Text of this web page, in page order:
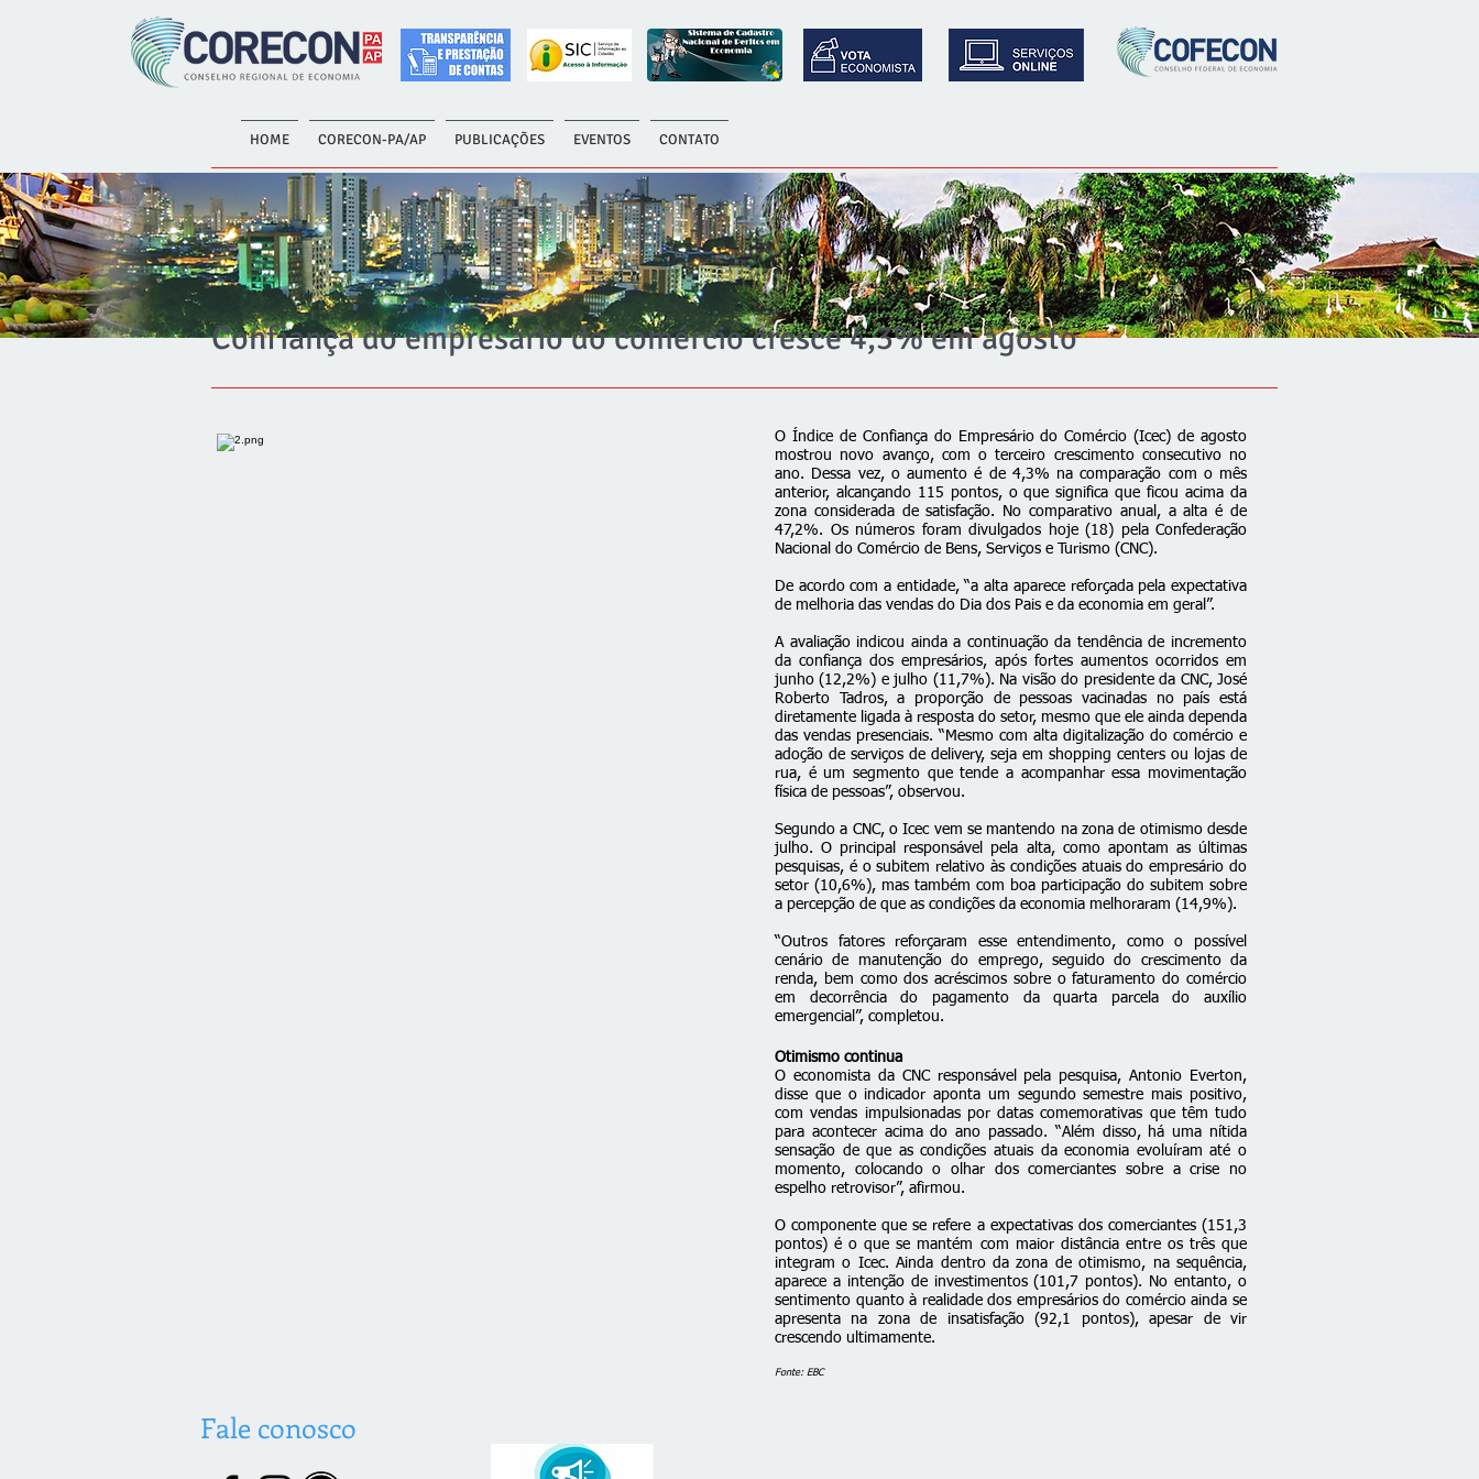
HOME CORECON-PA/AP PUBLICAÇÕES EVENTOS CONTATO
Confiança do empresário do comércio cresce 4,3% em agosto
O Índice de Confiança do Empresário do Comércio (Icec) de agosto
mostrou novo avanço, com o terceiro crescimento consecutivo no
ano. Dessa vez, o aumento é de 4,3% na comparação com o mês
anterior, alcançando 115 pontos, o que significa que ficou acima da
zona considerada de satisfação. No comparativo anual, a alta é de
47,2%. Os números foram divulgados hoje (18) pela Confederação
Nacional do Comércio de Bens, Serviços e Turismo (CNC).
De acordo com a entidade, “a alta aparece reforçada pela expectativa
de melhoria das vendas do Dia dos Pais e da economia em geral”.
A avaliação indicou ainda a continuação da tendência de incremento
da confiança dos empresários, após fortes aumentos ocorridos em
junho (12,2%) e julho (11,7%). Na visão do presidente da CNC, José
Roberto Tadros, a proporção de pessoas vacinadas no país está
diretamente ligada à resposta do setor, mesmo que ele ainda dependa
das vendas presenciais. “Mesmo com alta digitalização do comércio e
adoção de serviços de delivery, seja em shopping centers ou lojas de
rua, é um segmento que tende a acompanhar essa movimentação
física de pessoas”, observou.
Segundo a CNC, o Icec vem se mantendo na zona de otimismo desde
julho. O principal responsável pela alta, como apontam as últimas
pesquisas, é o subitem relativo às condições atuais do empresário do
setor (10,6%), mas também com boa participação do subitem sobre
a percepção de que as condições da economia melhoraram (14,9%).
“Outros fatores reforçaram esse entendimento, como o possível
cenário de manutenção do emprego, seguido do crescimento da
renda, bem como dos acréscimos sobre o faturamento do comércio
em decorrência do pagamento da quarta parcela do auxílio
emergencial”, completou.
Otimismo continua
O economista da CNC responsável pela pesquisa, Antonio Everton,
disse que o indicador aponta um segundo semestre mais positivo,
com vendas impulsionadas por datas comemorativas que têm tudo
para acontecer acima do ano passado. “Além disso, há uma nítida
sensação de que as condições atuais da economia evoluíram até o
momento, colocando o olhar dos comerciantes sobre a crise no
espelho retrovisor”, afirmou.
O componente que se refere a expectativas dos comerciantes (151,3
pontos) é o que se mantém com maior distância entre os três que
integram o Icec. Ainda dentro da zona de otimismo, na sequência,
aparece a intenção de investimentos (101,7 pontos). No entanto, o
sentimento quanto à realidade dos empresários do comércio ainda se
apresenta na zona de insatisfação (92,1 pontos), apesar de vir
crescendo ultimamente.
Fonte: EBC
Fale conosco